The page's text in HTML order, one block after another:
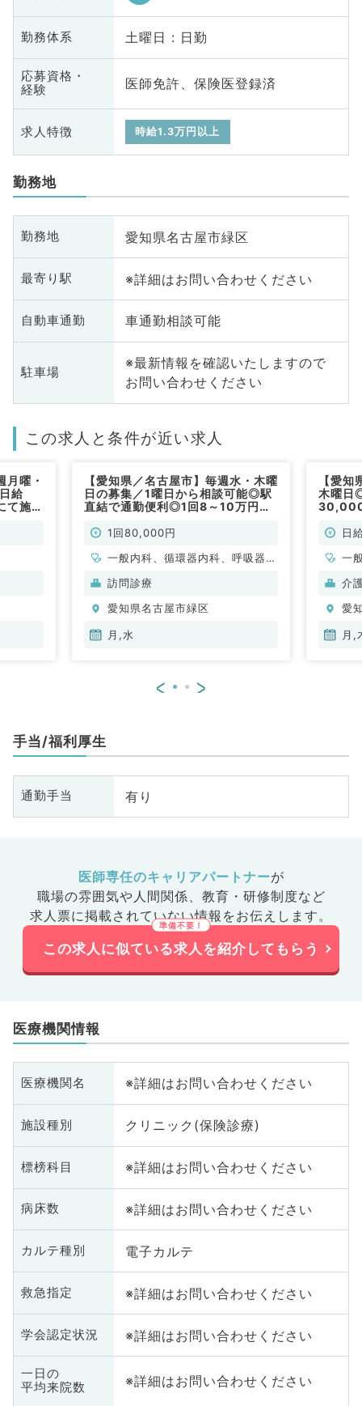
勤務体系 土曜日 : 日勤
応募資格・
経験
医師免許、保険医登録済
求人特徴 時給1.3万円以上
勤務地
勤務地 愛知県名古屋市緑区
最寄り駅 ※詳細はお問い合わせください
自動車通勤 車通勤相談可能
駐車場
※最新情報を確認いたしますので
お問い合わせください
この求人と条件が近い求人
曜・
給
施設
【愛知県／名古屋市】毎週水・木曜
日の募集／1曜日から相談可能◎駅
直結で通勤便利◎1回8～10万円の
勤）1回80,000円
一般内科、循環器内科、呼吸器内
科、消化器内科
訪問診療
愛知県名古屋市緑区
月,水
【愛
木曜日
30,000
常勤)日
一
介
愛
月,
< >
手当/福利厚生
通勤手当 有り
医師専任のキャリアパートナーが
職場の雰囲気や人間関係、 教育・研修制度など
求人票に掲載されていない情報をお伝えします。
この求人に似ている求人を紹介してもらう
医療機関情報
医療機関名 ※詳細はお問い合わせください
施設種別 クリニック(保険診療)
標榜科目 ※詳細はお問い合わせください
病床数 ※詳細はお問い合わせください
カルテ種別 電子カルテ
救急指定 ※詳細はお問い合わせください
学会認定状況 ※詳細はお問い合わせください
一日の
平均来院数
※詳細はお問い合わせください